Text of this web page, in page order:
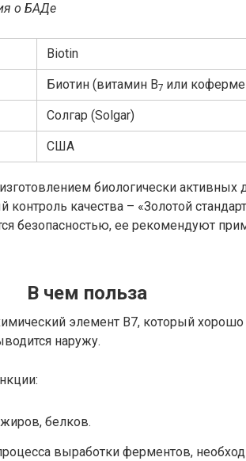
о БАДе
Biotin
Биотин (витамин В7 или
Солгар (Solgar)
США
биологически активных
контроль качества – «Золотой стандарт
безопасностью, ее рекомендуют
В чем польза
элемент В7, который хорошо
наружу.
белков.
выработки ферментов,